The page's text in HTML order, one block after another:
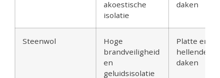
akoestische
isolatie
daken
Steenwol
Hoge
brandveiligheid
en
geluidsisolatie
Platte en
hellende
daken